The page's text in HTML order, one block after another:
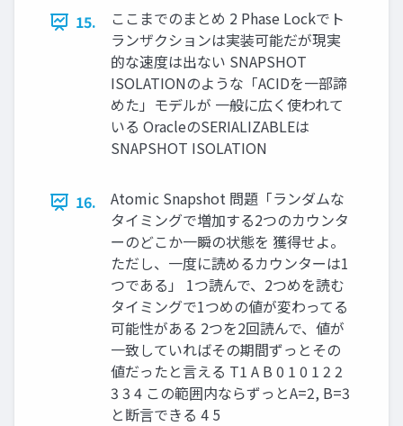
15.
ここまでのまとめ 2 Phase Lockでト
ランザクションは実装可能だが現実
的な速度は出ない SNAPSHOT
ISOLATIONのような「ACIDを一部諦
めた」モデルが 一般に広く使われて
いる OracleのSERIALIZABLEは
SNAPSHOT ISOLATION
16.
Atomic Snapshot 問題「ランダムな
タイミングで増加する2つのカウンタ
ーのどこか一瞬の状態を 獲得せよ。
ただし、一度に読めるカウンターは1
つである」 1つ読んで、2つめを読む
タイミングで1つめの値が変わってる
可能性がある 2つを2回読んで、値が
一致していればその期間ずっとその
値だったと言える T1 A B 0 1 0 1 2 2
3 3 4 この範囲内ならずっとA=2, B=3
と断言できる 4 5